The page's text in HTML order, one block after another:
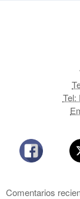
Tel:
Comentarios